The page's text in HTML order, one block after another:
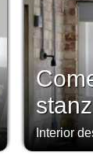
Interior